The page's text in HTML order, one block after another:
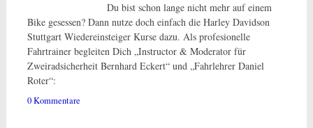
Du bist schon lange nicht mehr auf einem
Bike gesessen? Dann nutze doch einfach die Harley Davidson
Stuttgart Wiedereinsteiger Kurse dazu. Als profesionelle
Fahrtrainer begleiten Dich „Instructor & Moderator für
Zweiradsicherheit Bernhard Eckert“ und „Fahrlehrer Daniel
Roter“:
0 Kommentare